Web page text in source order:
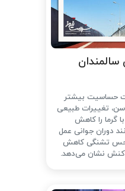
حساسیت بیشتر
سن، تغییرات طبیعی
گرما را کاهش
دوران جوانی عمل
حس تشنگی کاهش
نشان می‌دهد.